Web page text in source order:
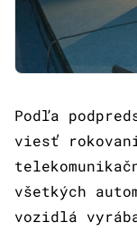
Podľa
viesť
všetkých
vozidlá